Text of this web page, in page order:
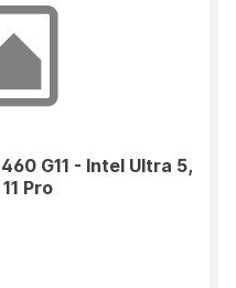
G11 - Intel Ultra 5,
Pro